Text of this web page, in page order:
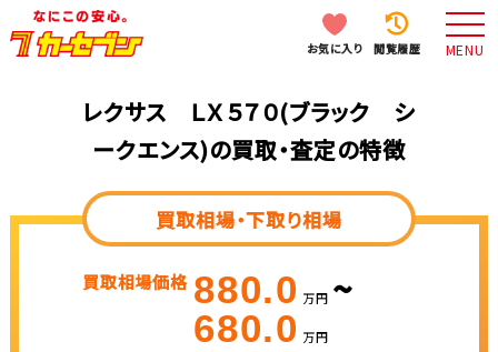
お気に入り 閲覧履歴 MENU
レクサス ＬＸ５７０(ブラック シ
ークエンス)の買取・査定の特徴
買取相場・下取り相場
買取相場価格 880.0 万円 ~
680.0 万円